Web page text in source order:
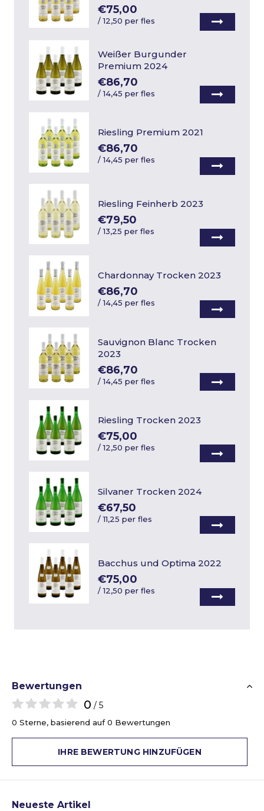
€75,00
/12,50 per fles
Weißer Burgunder
Premium 2024
€86,70
/14,45 per fles
Riesling Premium 2021
€86,70
/14,45 per fles
Riesling Feinherb 2023
€79,50
/13,25 per fles
Chardonnay Trocken 2023
€86,70
/14,45 per fles
Sauvignon Blanc Trocken
2023
€86,70
/14,45 per fles
Riesling Trocken 2023
€75,00
/12,50 per fles
Silvaner Trocken 2024
€67,50
/11,25 per fles
Bacchus und Optima 2022
€75,00
/12,50 per fles
Bewertungen
0 / 5
0 Sterne, basierend auf 0 Bewertungen
IHRE BEWERTUNG HINZUFÜGEN
Neueste Artikel